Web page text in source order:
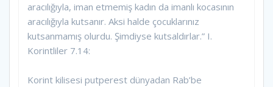
aracılığıyla, iman etmemiş kadın da imanlı kocasının
aracılığıyla kutsanır. Aksi halde çocuklarınız
kutsanmamış olurdu. Şimdiyse kutsaldırlar.” I.
Korintliler 7.14:
Korint kilisesi putperest dünyadan Rab’be